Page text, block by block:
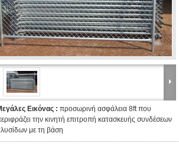
Εικόνας : προσωρινή ασφάλεια 8ft που
την κινητή επιτροπή κατασκευής συνδέσεων
με τη βάση